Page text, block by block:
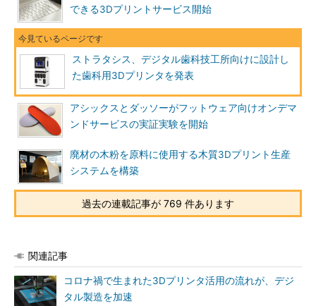
できる3Dプリントサービス開始
ストラタシス、デジタル歯科技工所向けに設計し
た歯科用3Dプリンタを発表
アシックスとダッソーがフットウェア向けオンデマ
ンドサービスの実証実験を開始
廃材の木粉を原料に使用する木質3Dプリント生産
システムを構築
過去の連載記事が 769 件あります
関連記事
コロナ禍で生まれた3Dプリンタ活用の流れが、デジ
タル製造を加速